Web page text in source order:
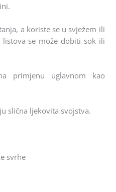
a koriste se u svježem ili
listova se može dobiti sok ili
primjenu uglavnom kao
slična ljekovita svojstva.
svrhe